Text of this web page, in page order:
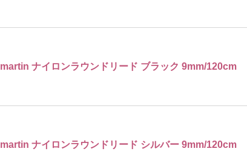
martin ナイロンラウンドリード ブラック 9mm/120cm
martin ナイロンラウンドリード シルバー 9mm/120cm